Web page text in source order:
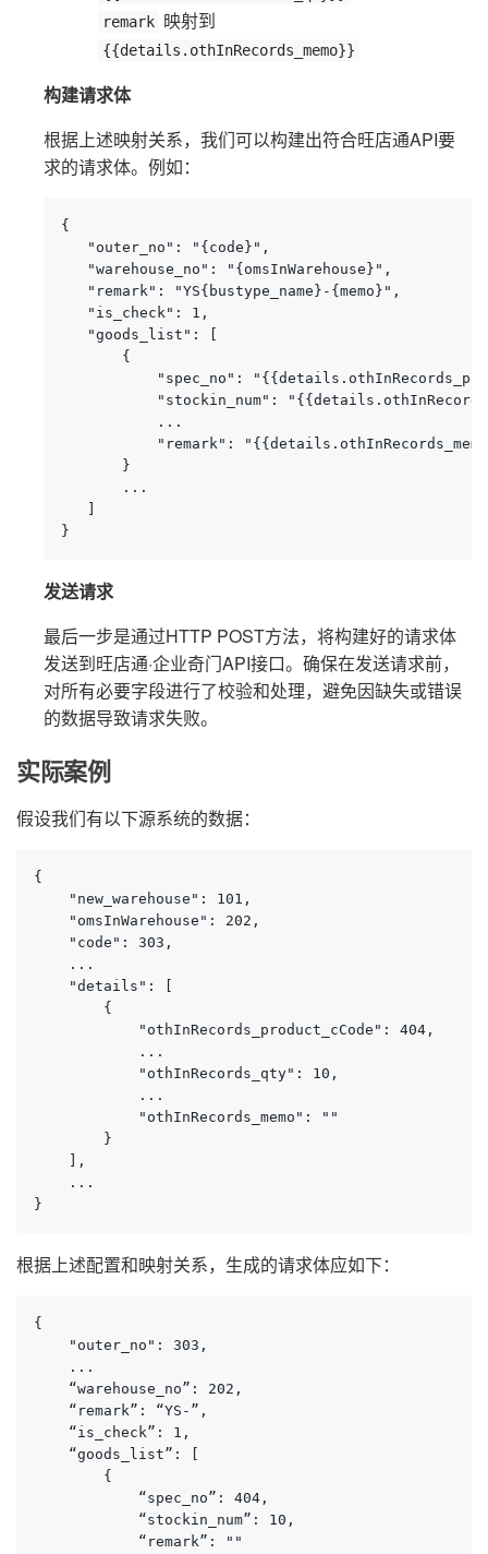
remark 映射到
{{details.othInRecords_memo}}
构建请求体
根据上述映射关系，我们可以构建出符合旺店通API要
求的请求体。例如：
{
   "outer_no": "{code}",
   "warehouse_no": "{omsInWarehouse}",
   "remark": "YS{bustype_name}-{memo}",
   "is_check": 1,
   "goods_list": [
       {
"spec_no":
"stockin_num":
           ...
"remark":
       }
       ...
}
发送请求
最后一步是通过HTTP POST方法，将构建好的请求体
发送到旺店通·企业奇门API接口。确保在发送请求前，
对所有必要字段进行了校验和处理，避免因缺失或错误
的数据导致请求失败。
实际案例
假设我们有以下源系统的数据：
{
    "new_warehouse": 101,
    "omsInWarehouse": 202,
    "code": 303,
    ...
    "details": [
        {
            "othInRecords_product_cCode": 404,
            ...
            "othInRecords_qty": 10,
            ...
            "othInRecords_memo": ""
        }
    ],
    ...
}
根据上述配置和映射关系，生成的请求体应如下：
{
    "outer_no": 303,
    ...
    “warehouse_no”: 202,
    “remark”: “YS-”,
    “is_check”: 1,
    “goods_list”: [
        {
            “spec_no”: 404,
            “stockin_num”: 10,
            “remark”: ""